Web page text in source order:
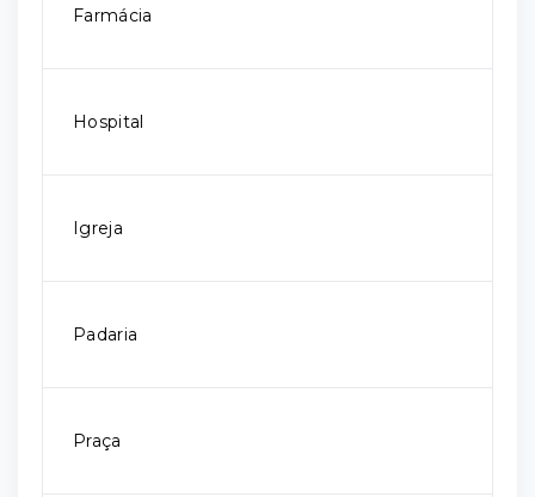
Farmácia
Hospital
Igreja
Padaria
Praça